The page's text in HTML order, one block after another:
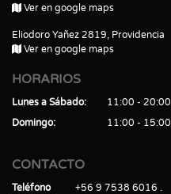
Ver en google maps
Eliodoro Yañez 2819, Providencia
Ver en google maps
HORARIOS
Lunes a Sábado
11:00 - 20:00
Domingo
11:00 - 15:00
CONTACTO
Teléfono
+56 9 7538 6016